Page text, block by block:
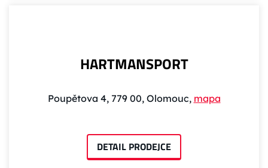
HARTMANSPORT
Poupětova 4, 779 00, Olomouc, mapa
DETAIL PRODEJCE